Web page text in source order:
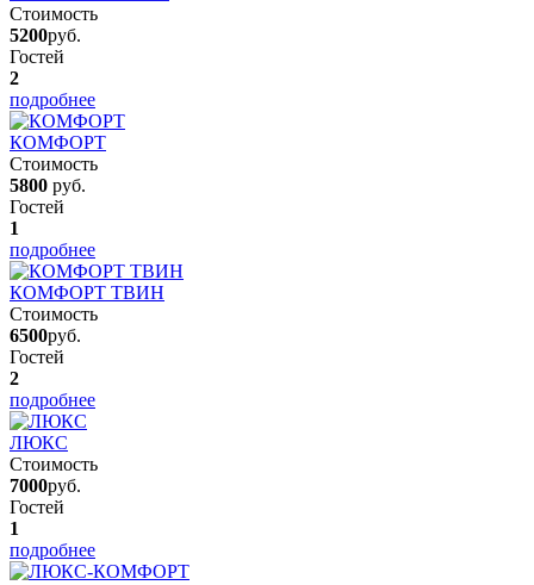
Стоимость
5200руб.
Гостей
2
подробнее
КОМФОРТ
Стоимость
5800 руб.
Гостей
1
подробнее
КОМФОРТ ТВИН
Стоимость
6500руб.
Гостей
2
подробнее
ЛЮКС
Стоимость
7000руб.
Гостей
1
подробнее